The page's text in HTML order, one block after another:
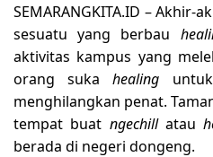
SEMARANGKITA.ID –Akhir-
sesuatu yang berbau
aktivitas kampus yang
orang suka healing
menghilangkan penat.
tempat buat ngechillatau
berada di negeri dongeng.